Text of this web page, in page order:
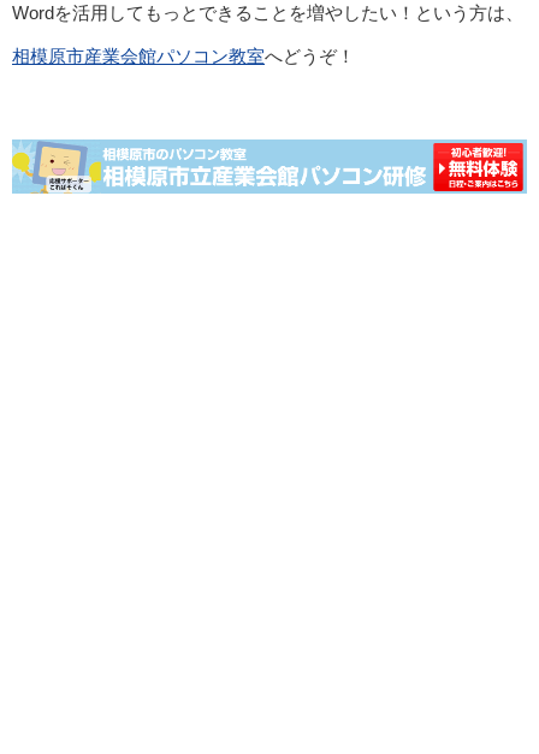
Wordを活用してもっとできることを増やしたい！という方は、
相模原市産業会館パソコン教室へどうぞ！